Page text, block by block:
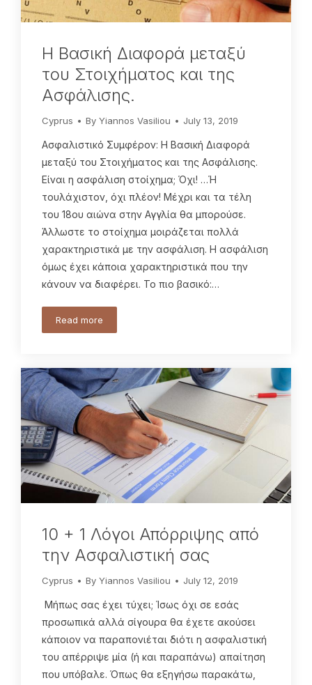
Η Βασική Διαφορά μεταξύ
του Στοιχήματος και της
Ασφάλισης.
Cyprus By Yiannos Vasiliou July 13, 2019
Ασφαλιστικό Συμφέρον: Η Βασική Διαφορά
μεταξύ του Στοιχήματος και της Ασφάλισης.
Είναι η ασφάλιση στοίχημα; Όχι! …Ή
τουλάχιστον, όχι πλέον! Μέχρι και τα τέλη
του 18ου αιώνα στην Αγγλία θα μπορούσε.
Άλλωστε το στοίχημα μοιράζεται πολλά
χαρακτηριστικά με την ασφάλιση. Η ασφάλιση
όμως έχει κάποια χαρακτηριστικά που την
κάνουν να διαφέρει. Το πιο βασικό:…
Read more
10 + 1 Λόγοι Απόρριψης από
την Ασφαλιστική σας
Cyprus By Yiannos Vasiliou July 12, 2019
Μήπως σας έχει τύχει; Ίσως όχι σε εσάς
προσωπικά αλλά σίγουρα θα έχετε ακούσει
κάποιον να παραπονιέται διότι η ασφαλιστική
του απέρριψε μία (ή και παραπάνω) απαίτηση
που υπόβαλε. Όπως θα εξηγήσω παρακάτω,